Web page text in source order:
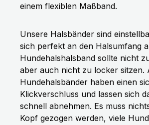
einem flexiblen Maßband.
Unsere Halsbänder sind
sich perfekt an den Halsumfang
Hundehalshalsband sollte nicht
aber auch nicht zu locker sitzen.
Hundehalsbänder haben einen
Klickverschluss und lassen sich
schnell abnehmen. Es muss
Kopf gezogen werden, viele